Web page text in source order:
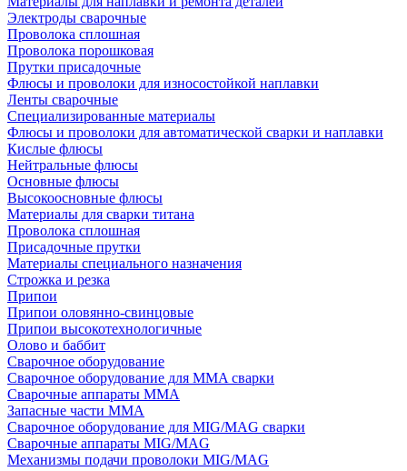
Электроды сварочные
Проволока сплошная
Проволока порошковая
Прутки присадочные
Флюсы и проволоки для износостойкой наплавки
Ленты сварочные
Специализированные материалы
Флюсы и проволоки для автоматической сварки и наплавки
Кислые флюсы
Нейтральные флюсы
Основные флюсы
Высокоосновные флюсы
Материалы для сварки титана
Проволока сплошная
Присадочные прутки
Материалы специального назначения
Строжка и резка
Припои
Припои оловянно-свинцовые
Припои высокотехнологичные
Олово и баббит
Сварочное оборудование
Сварочное оборудование для MMA сварки
Сварочные аппараты MMA
Запасные части MMA
Сварочное оборудование для MIG/MAG сварки
Сварочные аппараты MIG/MAG
Механизмы подачи проволоки MIG/MAG